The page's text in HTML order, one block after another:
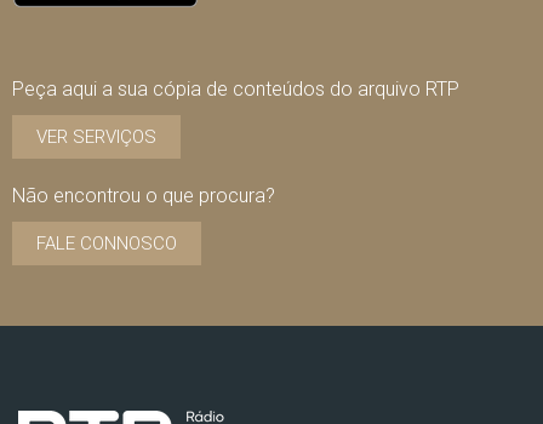
Peça aqui a sua cópia de conteúdos do arquivo RTP
VER SERVIÇOS
Não encontrou o que procura?
FALE CONNOSCO